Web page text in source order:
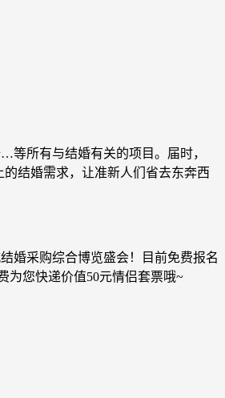
等所有与结婚有关的项目。届时，
结婚需求，让准新人们省去东奔西
婚采购综合博览盛会！目前免费报名
为您快递价值50元情侣套票哦~